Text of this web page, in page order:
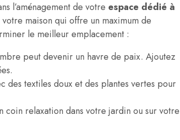
l’aménagement de votre espace dédié à
maison qui offre un maximum de
le meilleur emplacement :
peut devenir un havre de paix. Ajoutez
des textiles doux et des plantes vertes pour
relaxation dans votre jardin ou sur votre